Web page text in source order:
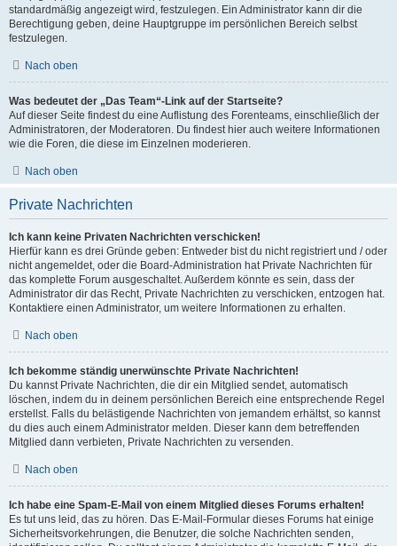
standardmäßig angezeigt wird, festzulegen. Ein Administrator kann dir die
Berechtigung geben, deine Hauptgruppe im persönlichen Bereich selbst
festzulegen.
Nach oben
Was bedeutet der „Das Team“-Link auf der Startseite?
Auf dieser Seite findest du eine Auflistung des Forenteams, einschließlich der
Administratoren, der Moderatoren. Du findest hier auch weitere Informationen
wie die Foren, die diese im Einzelnen moderieren.
Nach oben
Private Nachrichten
Ich kann keine Privaten Nachrichten verschicken!
Hierfür kann es drei Gründe geben: Entweder bist du nicht registriert und / oder
nicht angemeldet, oder die Board-Administration hat Private Nachrichten für
das komplette Forum ausgeschaltet. Außerdem könnte es sein, dass der
Administrator dir das Recht, Private Nachrichten zu verschicken, entzogen hat.
Kontaktiere einen Administrator, um weitere Informationen zu erhalten.
Nach oben
Ich bekomme ständig unerwünschte Private Nachrichten!
Du kannst Private Nachrichten, die dir ein Mitglied sendet, automatisch
löschen, indem du in deinem persönlichen Bereich eine entsprechende Regel
erstellst. Falls du belästigende Nachrichten von jemandem erhältst, so kannst
du dies auch einem Administrator melden. Dieser kann dem betreffenden
Mitglied dann verbieten, Private Nachrichten zu versenden.
Nach oben
Ich habe eine Spam-E-Mail von einem Mitglied dieses Forums erhalten!
Es tut uns leid, das zu hören. Das E-Mail-Formular dieses Forums hat einige
Sicherheitsvorkehrungen, die Benutzer, die solche Nachrichten senden,